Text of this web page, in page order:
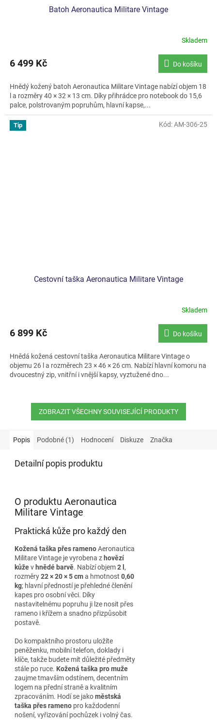
Batoh Aeronautica Militare Vintage
Skladem
6 499 Kč Do košíku
Hnědý kožený batoh Aeronautica Militare Vintage nabízí objem 18
l a rozměry 40 × 32 × 13 cm. Díky přihrádce pro notebook do 15,6
palce, polstrovaným popruhům, hlavní kapse,...
Tip
Cestovní taška Aeronautica Militare Vintage
Skladem
6 899 Kč Do košíku
Hnědá kožená cestovní taška Aeronautica Militare Vintage o
objemu 26 l a rozměrech 23 × 46 × 26 cm. Nabízí hlavní komoru na
dvoucestný zip, vnitřní i vnější kapsy, vyztužené dno...
Kód:AM-306-25
ZOBRAZIT VŠECHNY SOUVISEJÍCÍ PRODUKTY
Popis Podobné (1) Hodnocení Diskuze Značka
Detailní popis produktu
O produktu Aeronautica
Militare Vintage
Praktická kůže pro každý den
Kožená taška přes ramenoAeronautica
Militare Vintage je vyrobena z hovězí
kůžev hnědé barvě. Nabízí objem2 l ,
rozměry22 × 20 × 5 cma hmotnost 0,60
kg; hlavní předností je přehledné členění
kapes pro osobní věci. Díky
nastavitelnému popruhu ji lze nosit přes
rameno i křížem a snadno přizpůsobit
postavě.
Do kompaktního prostoru uložíte
peněženku, mobilní telefon, doklady i
klíče, takže budete mít důležité předměty
stále po ruce. Kožená taška pro muže
zaujme tmavším odstínem, decentním
logem na přední straně a kvalitním
zpracováním. Hodí se jakoměstská
taška přes rameno pro každodenní
nošení, vyřizování pochůzek i volný čas.